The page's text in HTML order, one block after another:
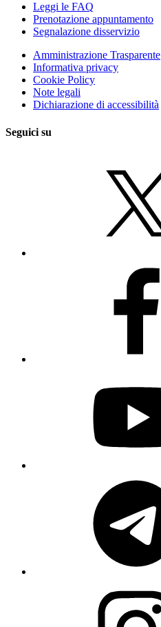
Leggi le FAQ
Prenotazione appuntamento
Segnalazione disservizio
Amministrazione Trasparente
Informativa privacy
Cookie Policy
Note legali
Dichiarazione di accessibilità
Seguici su